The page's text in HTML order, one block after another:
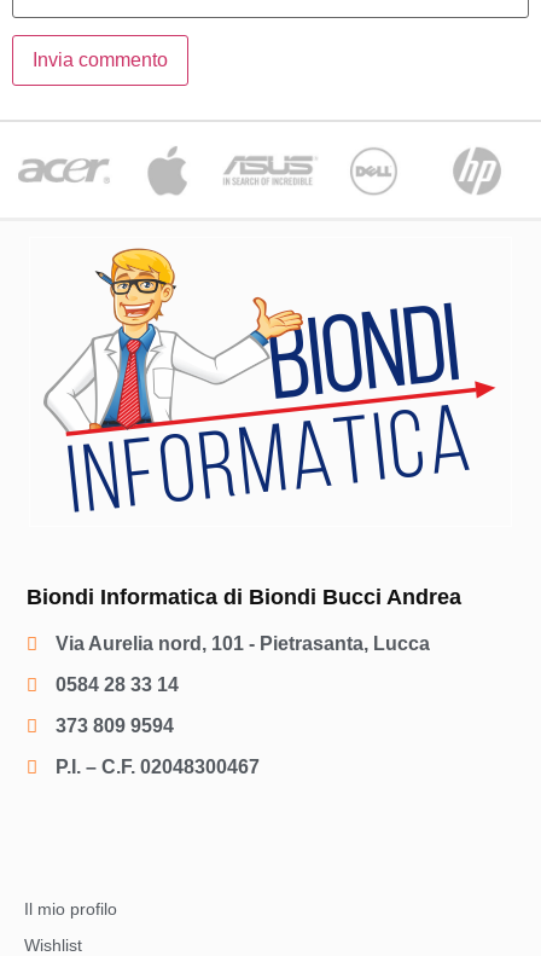
Biondi Informatica di Biondi Bucci Andrea
Via Aurelia nord, 101 - Pietrasanta, Lucca
0584 28 33 14
373 809 9594
P.I. – C.F. 02048300467
Il mio profilo
Wishlist